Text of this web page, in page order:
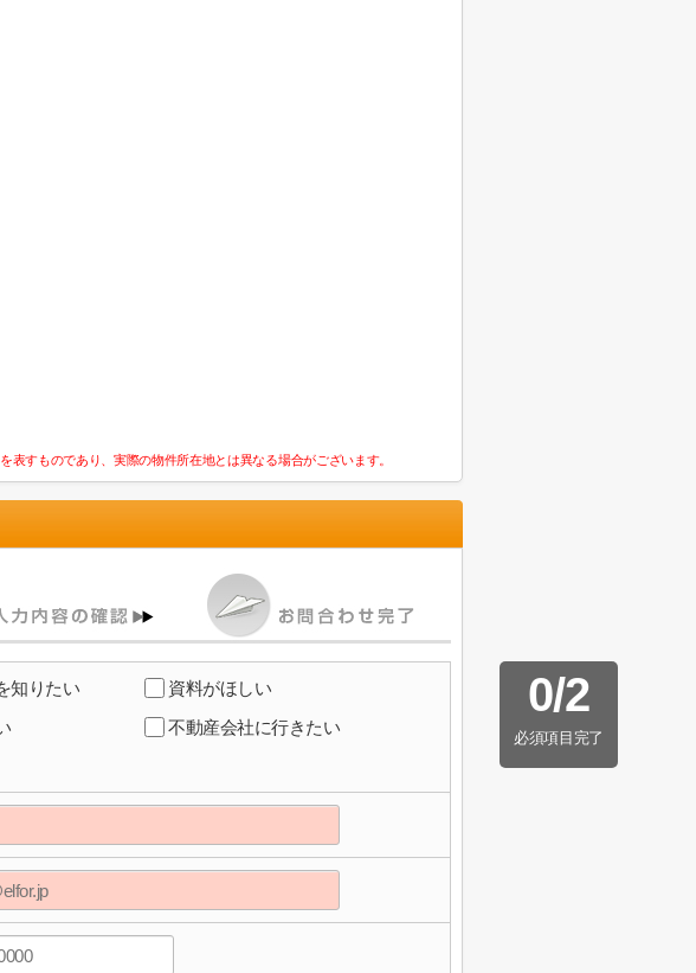
すものであり、実際の物件所在地とは異なる場合がございます。
0/2
必須項目完了
知りたい
資料がほしい
不動産会社に行きたい